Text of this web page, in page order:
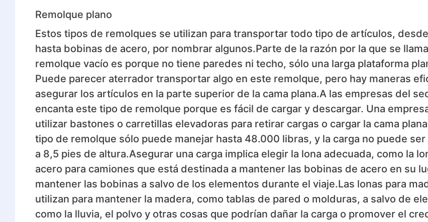
Remolque plano
Estos tipos de remolques se utilizan para transportar todo tipo de artículos,
hasta bobinas de acero, por nombrar algunos.Parte de la razón por la que se llama
remolque vacío es porque no tiene paredes ni techo, sólo una larga plataforma
Puede parecer aterrador transportar algo en este remolque, pero hay maneras
asegurar los artículos en la parte superior de la cama plana.A las empresas del
encanta este tipo de remolque porque es fácil de cargar y descargar. Una
utilizar bastones o carretillas elevadoras para retirar cargas o cargar la cama
tipo de remolque sólo puede manejar hasta 48.000 libras, y la carga no puede
a 8,5 pies de altura.Asegurar una carga implica elegir la lona adecuada, como la
acero para camiones que está destinada a mantener las bobinas de acero en su
mantener las bobinas a salvo de los elementos durante el viaje.Las lonas para
utilizan para mantener la madera, como tablas de pared o molduras, a salvo de
como la lluvia, el polvo y otras cosas que podrían dañar la carga o promover el